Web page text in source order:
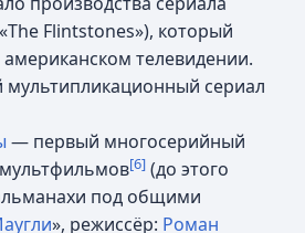
Flintstones»), который
телевидении.
сериал
— первый многосерийный
мультфильмов[6] (до этого
под общими
», режиссёр: Роман